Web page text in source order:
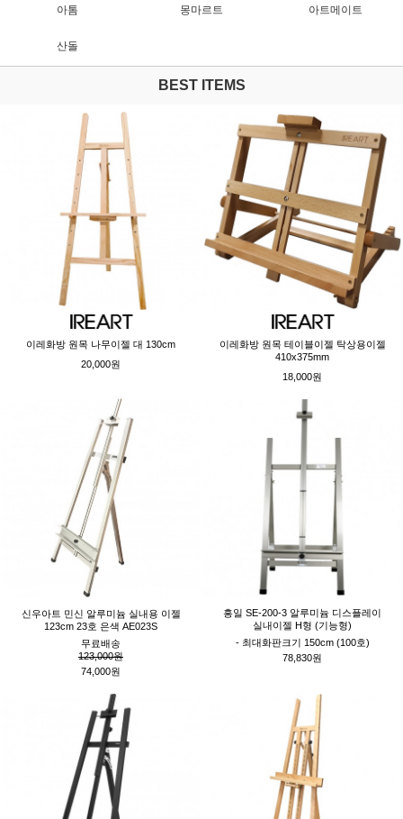
아톰 몽마르트 아트메이트
산돌
BEST ITEMS
이레화방 원목 나무이젤 대 130cm
20,000원
이레화방 원목 테이블이젤 탁상용이젤
410x375mm
18,000원
신우아트 민신 알루미늄 실내용 이젤
123cm 23호 은색 AE023S
무료배송
123,000원
74,000원
흥일 SE-200-3 알루미늄 디스플레이
실내이젤 H형 (기능형)
- 최대화판크기 150cm (100호)
78,830원